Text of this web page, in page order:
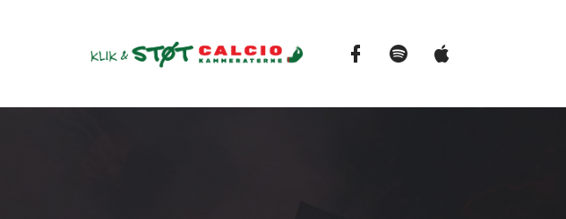
FacebookSpotify